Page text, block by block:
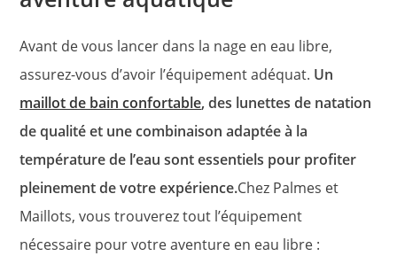
Avant de vous lancer dans la nage en eau libre,
assurez-vous d’avoir l’équipement adéquat. Un
maillot de bain confortable, des lunettes de natation
de qualité et une combinaison adaptée à la
température de l’eau sont essentiels pour profiter
pleinement de votre expérience.Chez Palmes et
Maillots, vous trouverez tout l’équipement
nécessaire pour votre aventure en eau libre :